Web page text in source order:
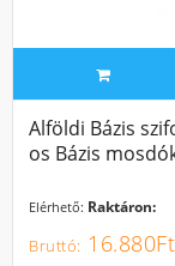
Alföldi Bázis
os Bázis
Elérhető: Raktáron:
16.880Ft